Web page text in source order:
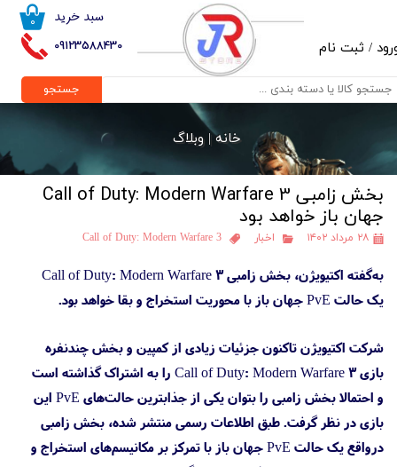
09123588430
۰ سبد خرید
/ ثبت نام
حساب کاربری من
تغییر گذر واژه
خروج از حساب کاربری
جستجو
خانه |وبلاگ
بخش زامبی Call of Duty: Modern Warfare 3
جهان باز خواهد بود
۲۸ مرداد ۱۴۰۲ اخبار Call of Duty: Modern Warfare 3
به‌گفته اکتیویژن، بخش زامبی Call of Duty: Modern Warfare 3
یک حالت PvE جهان باز با محوریت استخراج و بقا خواهد بود.
شرکت اکتیویژن تاکنون جزئیات زیادی از کمپین و بخش چندنفره
بازی Call of Duty: Modern Warfare 3 را به اشتراک گذاشته است
و احتمالا بخش زامبی را بتوان یکی از جذابترین حالت‌های PvE این
بازی در نظر گرفت. طبق اطلاعات رسمی منتشر شده، بخش زامبی
درواقع یک حالت PvE جهان باز با تمرکز بر مکانیسم‌های استخراج و